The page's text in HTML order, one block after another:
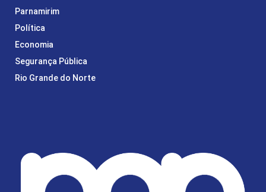
Parnamirim
Política
Economia
Segurança Pública
Rio Grande do Norte